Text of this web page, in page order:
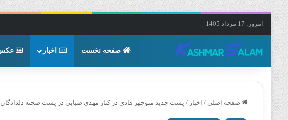
امروز: 17 مرداد 1405
صفحه نخست اخبار
صفحه اصلی / اخبار / پست جدید منوچهر هادی در کنار مهدی صبایی در پشت صحنه دلدادگان